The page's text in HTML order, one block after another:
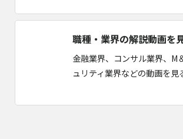
職種・業界の解説動画を
金融業界、コンサル業界、M
ュリティ業界などの動画を見